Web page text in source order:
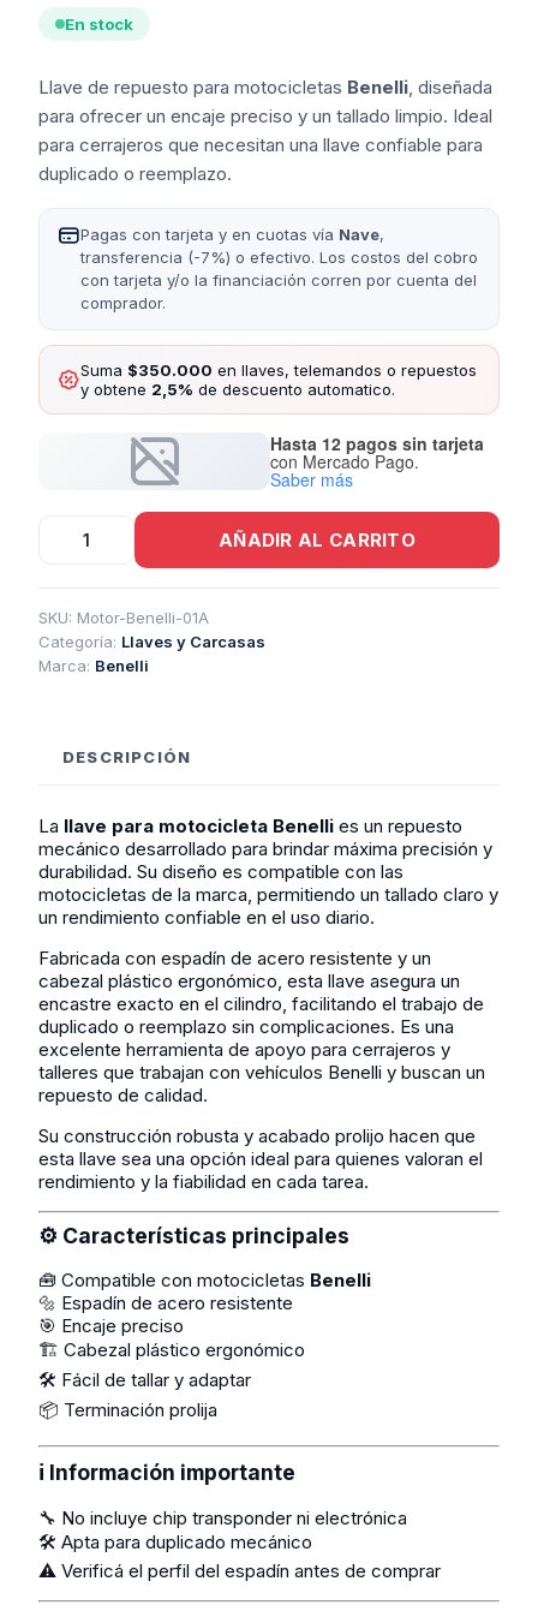
En stock
Llave de repuesto para motocicletas Benelli, diseñada
para ofrecer un encaje preciso y un tallado limpio. Ideal
para cerrajeros que necesitan una llave confiable para
duplicado o reemplazo.
Pagas con tarjeta y en cuotas vía Nave,
transferencia (-7%) o efectivo. Los costos del cobro
con tarjeta y/o la financiación corren por cuenta del
comprador.
Suma $350.000 en llaves, telemandos o repuestos
y obtene 2,5% de descuento automatico.
Hasta 12 pagos sin tarjeta
con Mercado Pago.
Saber más
Llave
Motocicleta
Benelli
cantidad
AÑADIR AL CARRITO
SKU: Motor-Benelli-01A
Categoría: Llaves y Carcasas
Marca: Benelli
DESCRIPCIÓN
La llave para motocicleta Benelli es un repuesto
mecánico desarrollado para brindar máxima precisión y
durabilidad. Su diseño es compatible con las
motocicletas de la marca, permitiendo un tallado claro y
un rendimiento confiable en el uso diario.
Fabricada con espadín de acero resistente y un
cabezal plástico ergonómico, esta llave asegura un
encastre exacto en el cilindro, facilitando el trabajo de
duplicado o reemplazo sin complicaciones. Es una
excelente herramienta de apoyo para cerrajeros y
talleres que trabajan con vehículos Benelli y buscan un
repuesto de calidad.
Su construcción robusta y acabado prolijo hacen que
esta llave sea una opción ideal para quienes valoran el
rendimiento y la fiabilidad en cada tarea.
⚙️ Características principales
🧰 Compatible con motocicletas Benelli
🔩 Espadín de acero resistente
🎯 Encaje preciso
🏗️ Cabezal plástico ergonómico
🛠️ Fácil de tallar y adaptar
📦 Terminación prolija
ℹ️ Información importante
🔧 No incluye chip transponder ni electrónica
🛠️ Apta para duplicado mecánico
⚠️ Verificá el perfil del espadín antes de comprar